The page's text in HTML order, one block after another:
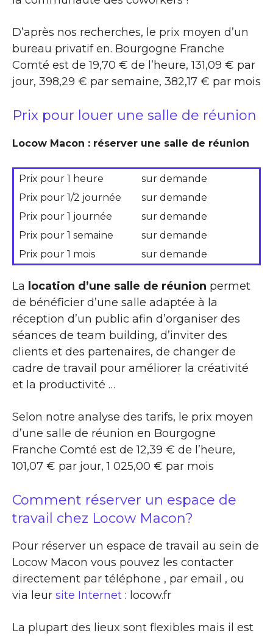
D’après nos recherches, le prix moyen d’un
bureau privatif en. Bourgogne Franche
Comté est de 19,70 € de l’heure, 131,09 € par
jour, 398,29 € par semaine, 382,17 € par mois
Prix pour louer une salle de réunion
Locow Macon : réserver une salle de réunion
Prix pour 1 heure
sur demande
Prix pour 1/2 journée
sur demande
Prix pour 1 journée
sur demande
Prix pour 1 semaine
sur demande
Prix pour 1 mois
sur demande
La location d’une salle de réunion permet
de bénéficier d’une salle adaptée à la
réception d’un public afin d’organiser des
séances de team building, d’inviter des
clients et des partenaires, de changer de
cadre de travail pour améliorer la créativité
et la productivité …
Selon notre analyse des tarifs, le prix moyen
d’une salle de réunion en Bourgogne
Franche Comté est de 12,39 € de l’heure,
101,07 € par jour, 1 025,00 € par mois
Comment réserver un espace de
travail chez Locow Macon?
Pour réserver un espace de travail au sein de
Locow Macon vous pouvez les contacter
directement par téléphone , par email , ou
via leur site Internet : locow.fr
La plupart des lieux sont flexibles mais il est